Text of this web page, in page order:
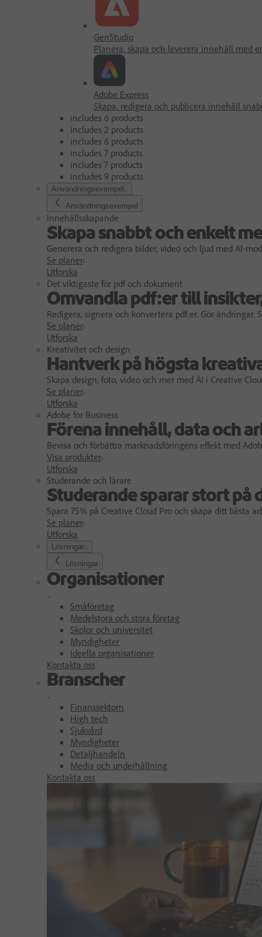
GenStudio
Planera, skapa och leverera innehåll med
Adobe Express
Skapa, redigera och publicera innehåll
includes 6 products
includes 2 products
includes 6 products
includes 7 products
includes 7 products
includes 9 products
Användningsexempel
Användningsexempel
Innehållsskapande
Skapa snabbt och enkelt
Generera och redigera bilder, video och ljud med AI-
Se planer
Utforska
Det viktigaste för pdf och dokument
Omvandla pdf:er till
Redigera, signera och konvertera pdf:er. Gör
Se planer
Utforska
Kreativitet och design
Hantverk på högsta
Skapa design, foto, video och mer med AI i Creative
Se planer
Utforska
Adobe for Business
Förena innehåll, data och
Bevisa och förbättra marknadsföringens effekt med
Visa produkter
Utforska
Studerande och lärare
Studerande sparar stort på
Spara 75% på Creative Cloud Pro och skapa ditt bästa
Se planer
Utforska
Lösningar
Lösningar
Organisationer
Småföretag
Medelstora och stora företag
Skolor och universitet
Myndigheter
Ideella organisationer
Kontakta oss
Branscher
Finanssektorn
High tech
Sjukvård
Myndigheter
Detaljhandeln
Media och underhållning
Kontakta oss